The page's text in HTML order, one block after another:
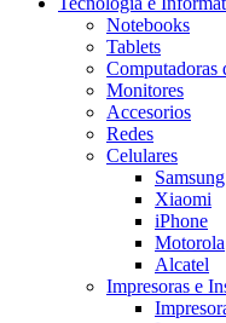
Notebooks
Tablets
Computadoras
Monitores
Accesorios
Redes
Celulares
Samsung
Xiaomi
iPhone
Motorola
Alcatel
Impresoras e